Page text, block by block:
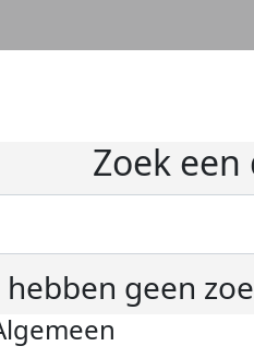
Zoek
hebben geen